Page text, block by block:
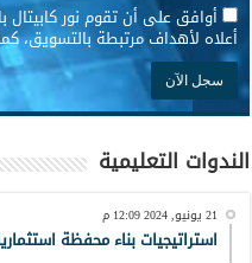
* أوافق على أن تقوم نور كابيتال
أعلاه لأهداف مرتبطة بالتسويق،
الندوات التعليمية
21 يونيو, 2024 12:09 م
استراتيجيات بناء محفظة